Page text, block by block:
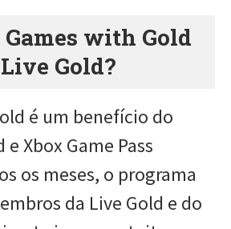
Games with Gold
Gold?
é um benefício do
Xbox Game Pass
os meses, o programa
da Live Gold e do